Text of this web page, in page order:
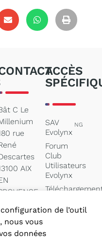
de l’outil
nous vous
données
C Le
rue
AIX
contact@secure-
ACCÈS
SAV
Evolynx
NG
Forum
Club
Utilisateurs
Evolynx
documentation